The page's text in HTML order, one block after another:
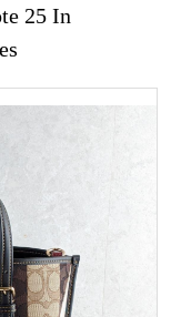
25 In